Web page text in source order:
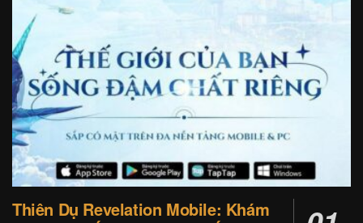
Thiên Dụ Revelation Mobile: Khám